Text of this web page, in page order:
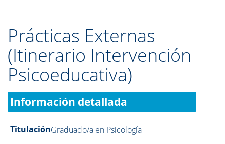
Prácticas Externas
(Itinerario Intervención
Psicoeducativa)
Información detallada
TitulaciónGraduado/a en Psicología